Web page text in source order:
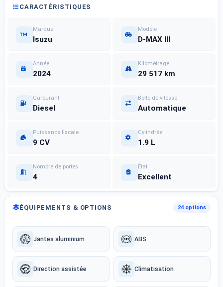
CARACTÉRISTIQUES
Marque
Isuzu
Modèle
D-MAX III
Année
2024
Kilométrage
29 517 km
Carburant
Diesel
Boîte de vitesse
Automatique
Puissance fiscale
9 CV
Cylindrée
1.9 L
Nombre de portes
4
État
Excellent
ÉQUIPEMENTS & OPTIONS 24 options
Jantes aluminium ABS
Direction assistée Climatisation